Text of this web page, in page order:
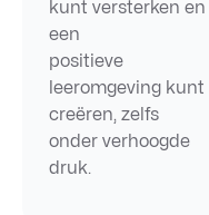
kunt versterken en
een
positieve
leeromgeving kunt
creëren, zelfs
onder verhoogde
druk.